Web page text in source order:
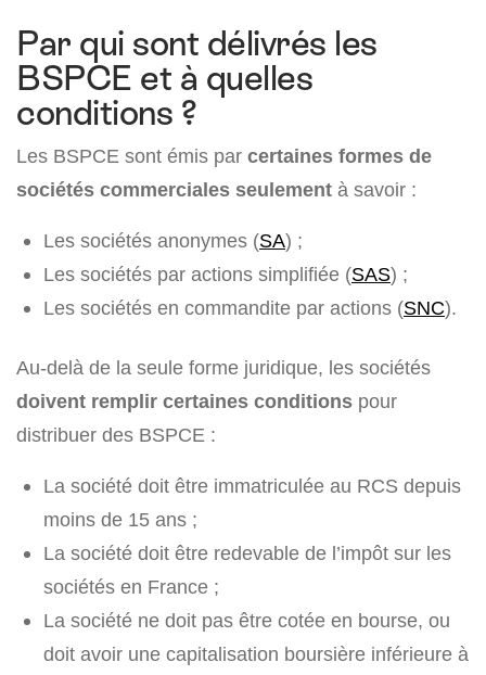
Par qui sont délivrés les
BSPCE et à quelles
conditions ?
Les BSPCE sont émis par certaines formes de
sociétés commerciales seulement à savoir :
Les sociétés anonymes (SA) ;
Les sociétés par actions simplifiée (SAS) ;
Les sociétés en commandite par actions (SNC).
Au-delà de la seule forme juridique, les sociétés
doivent remplir certaines conditions pour
distribuer des BSPCE :
La société doit être immatriculée au RCS depuis
moins de 15 ans ;
La société doit être redevable de l’impôt sur les
sociétés en France ;
La société ne doit pas être cotée en bourse, ou
doit avoir une capitalisation boursière inférieure à